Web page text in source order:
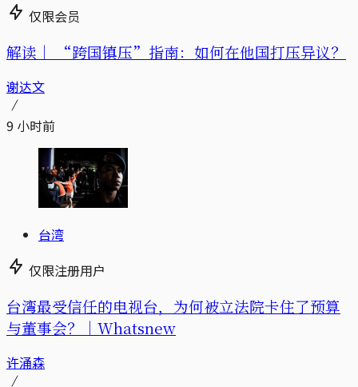
仅限会员
解读｜ “跨国镇压”指南：如何在他国打压异议？
谢达文
9 小时前
台湾
仅限注册用户
台湾最受信任的电视台，为何被立法院卡住了预算
与董事会？｜Whatsnew
许涌森